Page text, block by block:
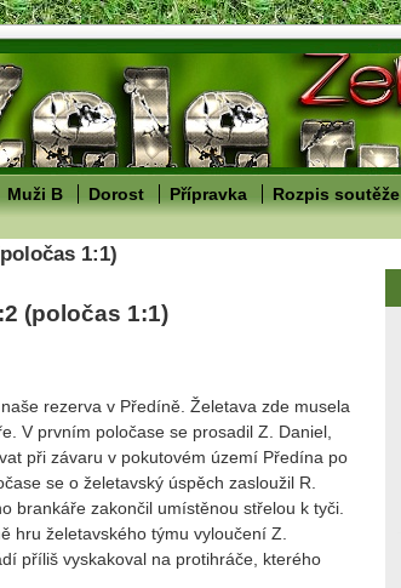
Muži B Dorost Přípravka Rozpis soutěže
1:1)
(poločas 1:1)
rezerva v Předíně. Želetava zde musela
V prvním poločase se prosadil Z. Daniel,
při závaru v pokutovém území Předína po
se o želetavský úspěch zasloužil R.
brankáře zakončil umístěnou střelou k tyči.
hru želetavského týmu vyloučení Z.
příliš vyskakoval na protihráče, kterého